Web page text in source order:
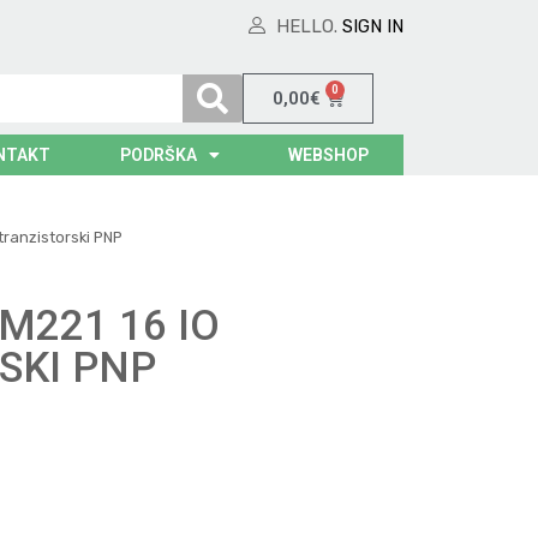
HELLO. SIGN IN
0,00€ 0
PODRŠKA WEBSHOP
PNP
16 IO
PNP